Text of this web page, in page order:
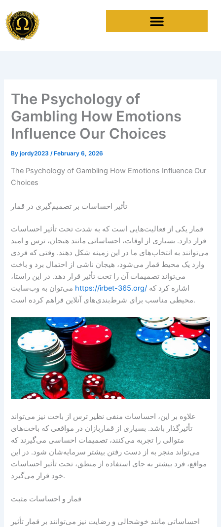
to
content
The Psychology of
Gambling How Emotions
Influence Our Choices
Byjordy2023 /February 6, 2026
The Psychology of Gambling How Emotions Influence Our
Choices
تأثیر احساسات بر تصمیم‌گیری در قمار
قمار یکی از فعالیت‌هایی است که به شدت تحت تأثیر احساسات
قرار دارد. بسیاری از اوقات، احساساتی مانند هیجان، ترس و امید
می‌توانند به انتخاب‌های ما در این زمینه شکل دهند. وقتی که فردی
وارد یک محیط قمار می‌شود، هیجان ناشی از احتمال برد و باخت
می‌تواند تصمیمات آن را تحت تأثیر قرار دهد. در این راستا،
https://irbet-365.org/
محیطی مناسب برای شرط‌بندی‌های آنلاین فراهم کرده است.
علاوه بر این، احساسات منفی نظیر ترس از باخت نیز می‌تواند
تأثیرگذار باشد. بسیاری از قماربازان در مواقعی که باخت‌های
متوالی را تجربه می‌کنند، تصمیمات احساسی می‌گیرند که
می‌تواند منجر به از دست رفتن بیشتر سرمایه‌شان شود. در این
مواقع، فرد بیشتر به جای استفاده از منطق، تحت تأثیر احساسات
خود قرار می‌گیرد.
قمار و احساسات مثبت
احساساتی مانند خوشحالی و رضایت نیز می‌توانند بر قمار تأثیر